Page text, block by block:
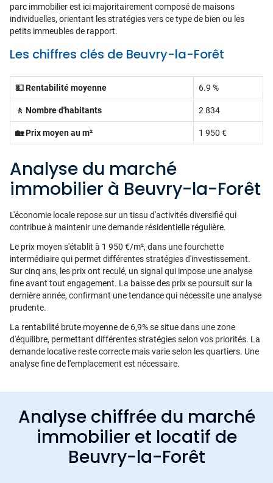
parc immobilier est ici majoritairement composé de maisons
individuelles, orientant les stratégies vers ce type de bien ou les
petits immeubles de rapport.
Les chiffres clés de Beuvry-la-Forêt
💵 Rentabilité moyenne 6.9 %
🚶 Nombre d'habitants 2 834
🏡 Prix moyen au m² 1 950 €
Analyse du marché
immobilier à Beuvry-la-Forêt
L'économie locale repose sur un tissu d'activités diversifié qui
contribue à maintenir une demande résidentielle régulière.
Le prix moyen s'établit à 1 950 €/m², dans une fourchette
intermédiaire qui permet différentes stratégies d'investissement.
Sur cinq ans, les prix ont reculé, un signal qui impose une analyse
fine avant tout engagement. La baisse des prix se poursuit sur la
dernière année, confirmant une tendance qui nécessite une analyse
prudente.
La rentabilité brute moyenne de 6,9% se situe dans une zone
d'équilibre, permettant différentes stratégies selon vos priorités. La
demande locative reste correcte mais varie selon les quartiers. Une
analyse fine de l'emplacement est nécessaire.
Analyse chiffrée du marché
immobilier et locatif de
Beuvry-la-Forêt